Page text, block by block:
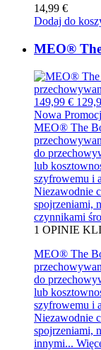
14,99 €
Dodaj do
MEO®
149,99 €
Nowa
MEO® The
do
lub
szyfrowemu i
Niezawodnie
spojrzeniami,
czynnikami
1 OPINIE
MEO® The
do
lub
szyfrowemu i
Niezawodnie
spojrzeniami,
innymi...